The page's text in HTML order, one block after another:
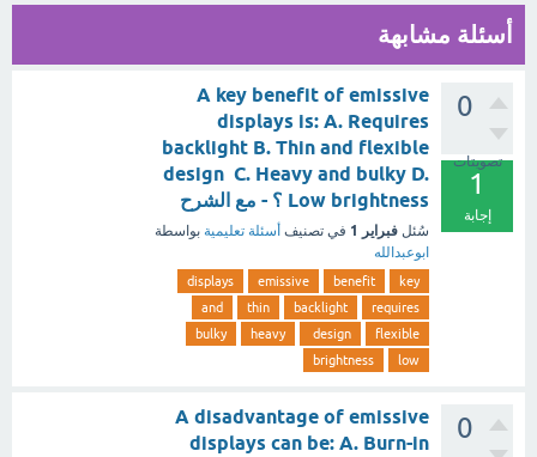
أسئلة مشابهة
0
تصويتات
1
إجابة
A key benefit of emissive
displays is: A. Requires
backlight B. Thin and flexible
design C. Heavy and bulky D.
Low brightness ؟ - مع الشرح
سُئل فبراير 1 في تصنيف أسئلة تعليمية بواسطة
ابوعبدالله
key
benefit
emissive
displays
requires
backlight
thin
and
flexible
design
heavy
bulky
low
brightness
0
A disadvantage of emissive
displays can be: A. Burn-in